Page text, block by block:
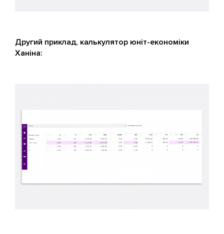
Другий приклад, калькулятор юніт-економіки
Ханіна: